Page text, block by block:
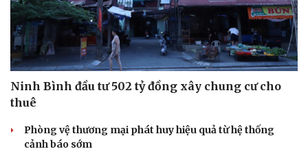
Văn hóa
Sân khấu - Điện ảnh
Văn học
Âm nhạc
Di sản
Giải trí
Nghệ sĩ
Thời trang
Sao Việt
Ninh Bình đầu tư 502 tỷ đồng xây chung cư cho
thuê
Phòng vệ thương mại phát huy hiệu quả từ hệ thống
cảnh báo sớm